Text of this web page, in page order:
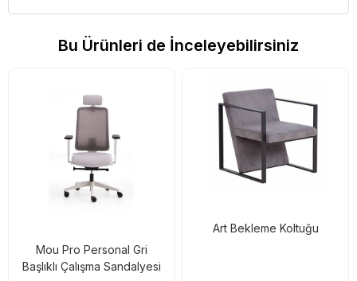
Bu Ürünleri de İnceleyebilirsiniz
Mou Pro Personal Gri
Başlıklı Çalışma Sandalyesi
Art Bekleme Koltuğu